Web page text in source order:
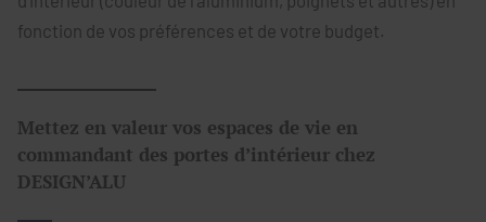
fonction de vos préférences et de votre budget.
Mettez en valeur vos espaces de vie en
commandant des portes d’intérieur chez
DESIGN’ALU